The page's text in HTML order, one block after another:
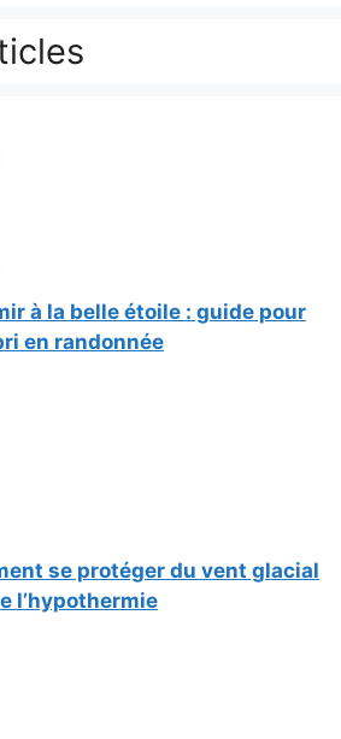
à la belle étoile : guide pour
en randonnée
se protéger du vent glacial
l’hypothermie